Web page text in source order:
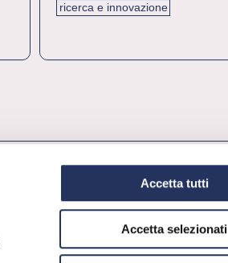
Accetta tutti
Accetta selezionati
ricerca e innovazione